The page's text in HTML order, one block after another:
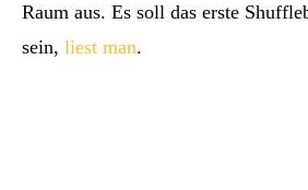
Raum aus. Es soll das erste
sein, liest man.